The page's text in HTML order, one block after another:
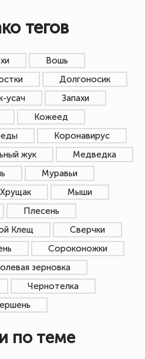
тегов
Вошь
Долгоносик
усач
Запахи
Кожеед
Коронавирус
жук
Медведка
Муравьи
Мыши
Плесень
Клещ
Сверчки
Сороконожки
зерновка
Чернотелка
по теме